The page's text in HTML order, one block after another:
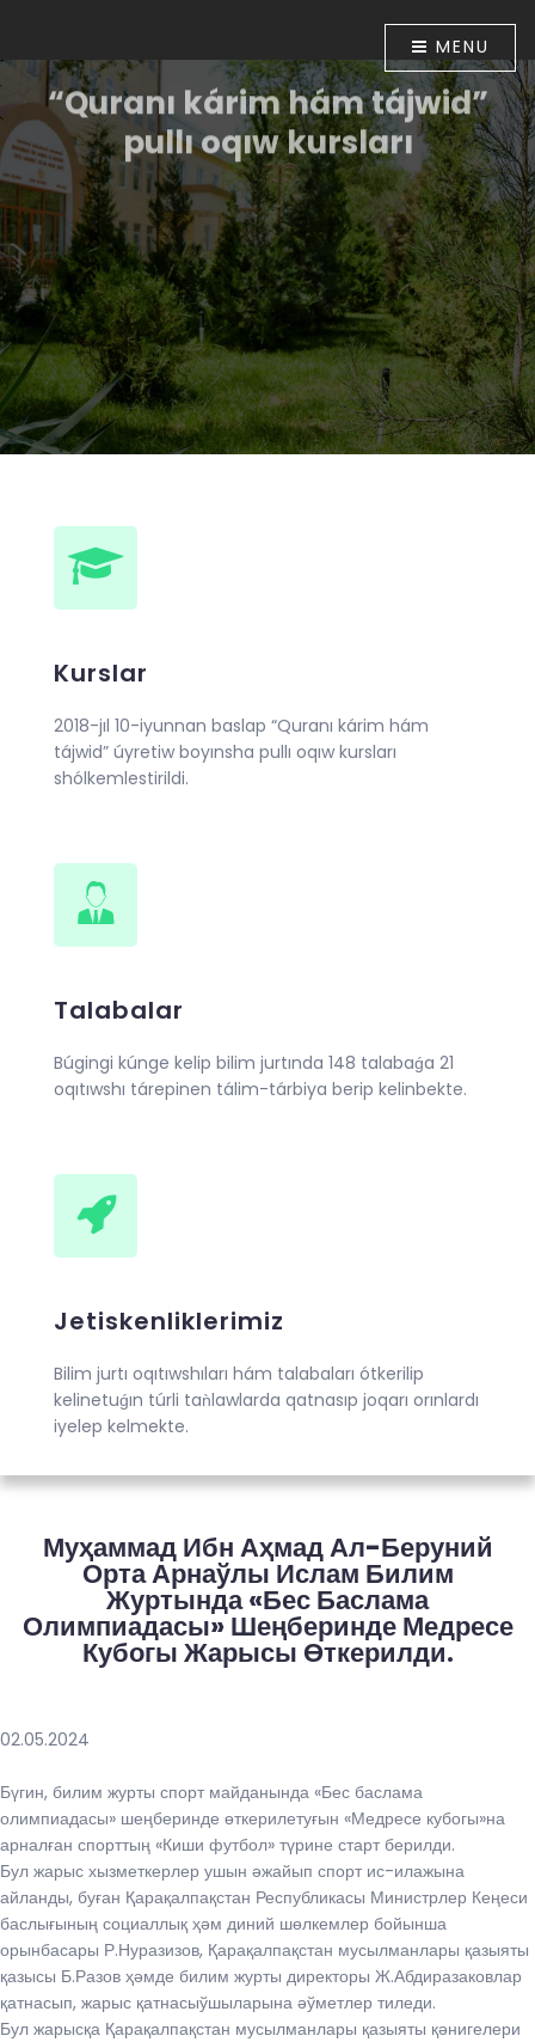
MENU
“Quranı kárim hám tájwid”
pullı oqıw kursları
Ózbekstan Respublikası Prezidentiniń “Diniy-
aǵartıwshılıq tarawınıń jumısın túpkilikli jetilistiriw
ilajları haqqında”ǵı 2018-jıl 16-apreldegi PP-5416-sanlı
Pármanı menen tastıyıqlanǵan ilajlar
Baǵdarlamasınıń 6-bántinde belgilengen
wazıypalardıń orınlanıwın támiyinlew maqsetinde
Ózbekstan musılmanları mákemesiniń 2018-jıl 30-
apreldegi 01A/056-sanlı buyrıǵı tastıyıqlanǵan. Usı
múnásibet penen Muhammad ibn Ahmad al-Beruniy
medresesinde 2018-jıl 10-iyunnan baslap “Quranı
Kurslar
2018-jıl 10-iyunnan baslap “Quranı kárim hám
tájwid” úyretiw boyınsha pullı oqıw kursları
shólkemlestirildi.
Talabalar
Búgingi kúnge kelip bilim jurtında 148 talabaǵa 21
oqıtıwshı tárepinen tálim-tárbiya berip kelinbekte.
Jetiskenliklerimiz
Bilim jurtı oqıtıwshıları hám talabaları ótkerilip
kelinetuǵın túrli taǹlawlarda qatnasıp joqarı orınlardı
iyelep kelmekte.
Муҳаммад Ибн Аҳмад Ал-Беруний
Орта Арнаўлы Ислам Билим
Журтында «Бес Баслама
Олимпиадасы» Шеңберинде Медресе
Кубогы Жарысы Өткерилди.
02.05.2024
Бүгин, билим журты спорт майданында «Бес баслама
олимпиадасы» шеңберинде өткерилетуғын «Медресе кубогы»на
арналған спорттың «Киши футбол» түрине старт берилди.
Бул жарыс хызметкерлер ушын әжайып спорт ис-илажына
айланды, буған Қарақалпақстан Республикасы Министрлер Кеңеси
баслығының социаллық ҳәм диний шөлкемлер бойынша
орынбасары Р.Нуразизов, Қарақалпақстан мусылманлары қазыяты
қазысы Б.Разов ҳәмде билим журты директоры Ж.Абдиразаковлар
қатнасып, жарыс қатнасыўшыларына әўметлер тиледи.
Бул жарысқа Қарақалпақстан мусылманлары қазыяты қәнигелери